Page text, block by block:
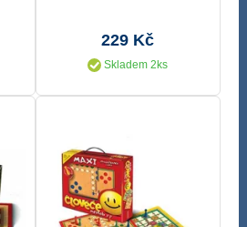
229 Kč
Skladem 2ks